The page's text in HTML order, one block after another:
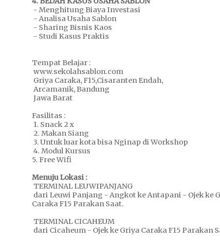
- Menghitung Biaya Investasi
- Analisa Usaha Sablon
- Sharing Bisnis Kaos
- Studi Kasus Praktis
Tempat Belajar :
www.sekolahsablon.com
Griya Caraka, F15,Cisaranten Endah,
Arcamanik, Bandung
Jawa Barat
Fasilitas :
1. Snack 2 x
2. Makan Siang
3. Untuk luar kota bisa Nginap di Workshop
4. Modul Kursus
5. Free Wifi
Menuju Lokasi :
TERMINAL LEUWIPANJANG
dari Leuwi Panjang - Angkot ke Antapani - Ojek ke
Caraka F15 Parakan Saat.
TERMINAL CICAHEUM
dari Cicaheum - Ojek ke Griya Caraka F15 Parakan